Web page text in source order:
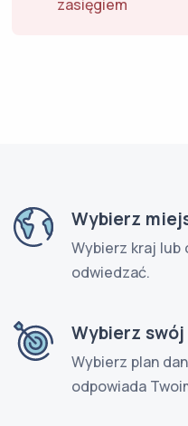
zasięgiem
Wybierz
Wybierz kraj lub
odwiedzać.
Wybierz
Wybierz plan
odpowiada